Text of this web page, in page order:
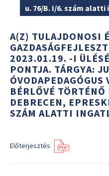
u. 76/B. I/6. szám
A(Z) TULAJDONOSI
2023.01.19. -I
PONTJA. TÁRGYA:
BÉRLŐVÉ
DEBRECEN,
SZÁM ALATTI
Előterjesztés